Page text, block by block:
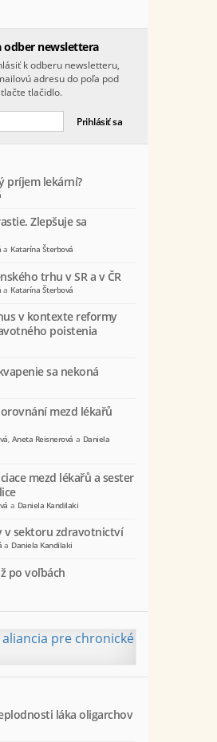
odber newslettera
k odberu newsletteru,
adresu do poľa pod
tlačidlo.
príjem lekární?
Zlepšuje sa
a Katarína Šterbová
trhu v SR a v ČR
a Katarína Šterbová
v kontexte reformy
poistenia
sa nekoná
mezd lékařů
, Aneta Reisnerová a Daniela
mezd lékařů a sester
a Daniela Kandilaki
v sektoru zdravotnictví
a Daniela Kandilaki
po voľbách
láka oligarchov